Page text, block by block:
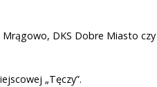
Mrągowo, DKS Dobre Miasto czy
„Tęczy”.